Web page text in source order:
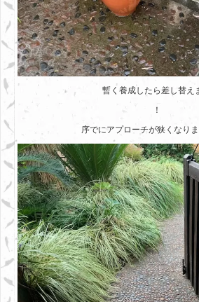
暫く養成したら差し替え
！
序でにアプローチが狭くなり